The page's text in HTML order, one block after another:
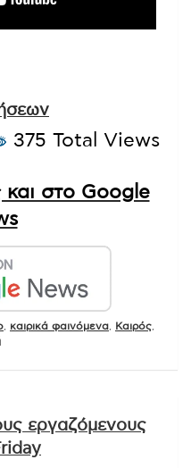
375 Total Views
στο Google
καιρικά φαινόμενα Καιρός
εργαζόμενους